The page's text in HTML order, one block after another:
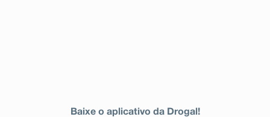
Baixe o aplicativo da Drogal!